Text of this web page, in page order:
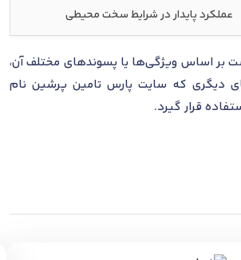
عملکرد پایدار در شرایط سخت محیطی
بر اساس ویژگی‌ها یا پسوندهای مختلف آن،
دیگری که سایت پارس تامین پرشین نام
قرار گیرد.